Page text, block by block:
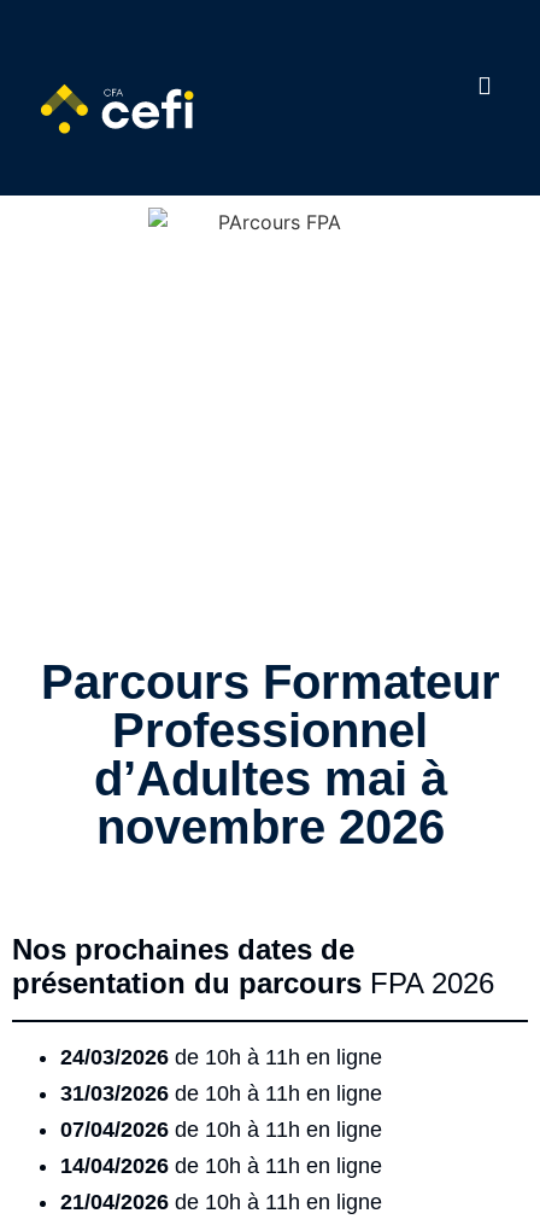
Parcours Formateur
Professionnel
d’Adultes mai à
novembre 2026
Nos prochaines dates de
présentation du parcours FPA 2026
24/03/2026 de 10h à 11h en ligne
31/03/2026 de 10h à 11h en ligne
07/04/2026 de 10h à 11h en ligne
14/04/2026 de 10h à 11h en ligne
21/04/2026 de 10h à 11h en ligne